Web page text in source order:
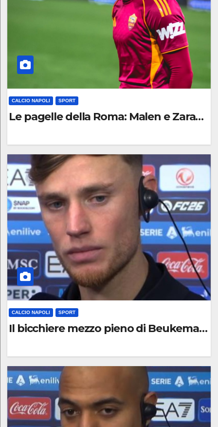
CALCIO NAPOLI SPORT
Le pagelle della Roma: Malen e
0
M
M
E
N
T
O
CALCIO NAPOLI SPORT
Il bicchiere mezzo pieno di Beukema
0
C
O
M
E